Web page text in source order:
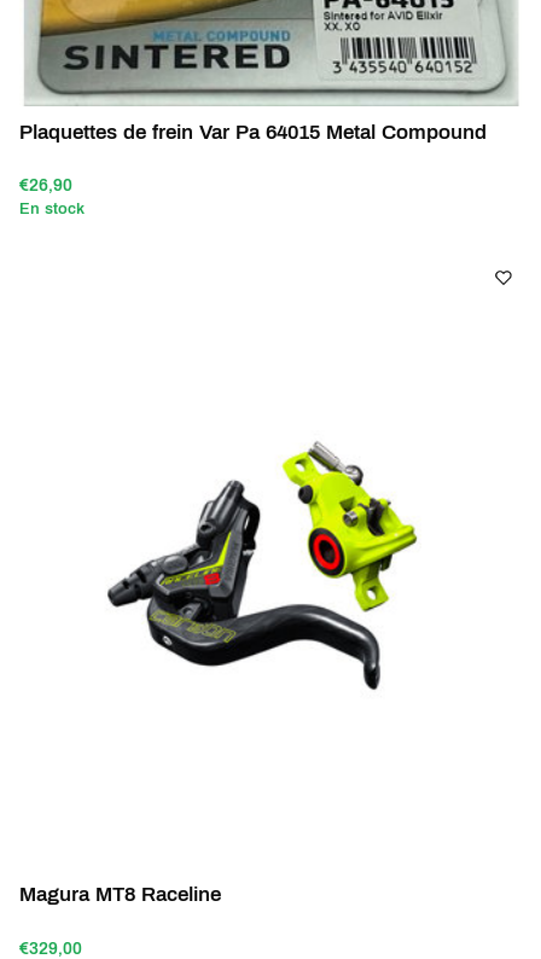
Plaquettes de frein Var Pa 64015 Metal Compound
€26,90
En stock
Magura MT8 Raceline
€329,00